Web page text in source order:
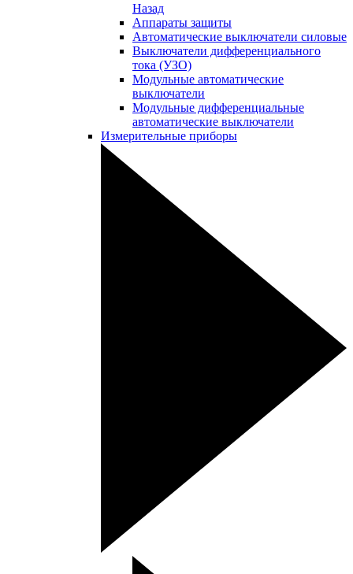
Назад
Аппараты защиты
Автоматические выключатели силовые
Выключатели дифференциального
тока (УЗО)
Модульные автоматические
выключатели
Модульные дифференциальные
автоматические выключатели
Измерительные приборы